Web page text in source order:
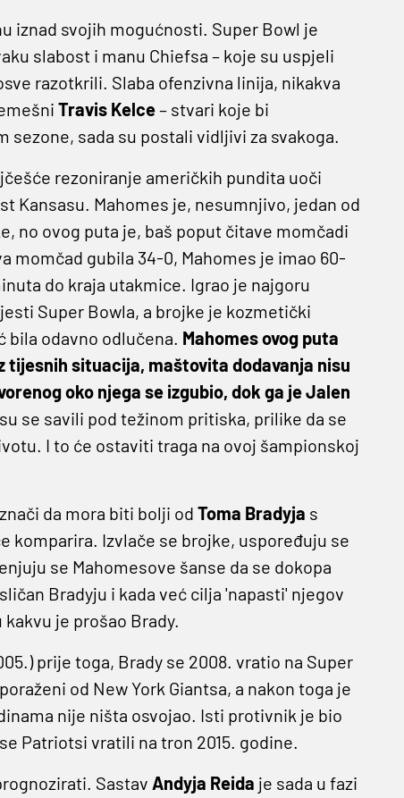
iznad svojih mogućnosti. Super Bowl je
slabost i manu Chiefsa – koje su uspjeli
razotkrili. Slaba ofenzivna linija, nikakva
Travis Kelce– stvari koje bi
sada su postali vidljivi za svakoga.
rezoniranje američkih pundita uoči
Kansasu. Mahomes je, nesumnjivo, jedan od
no ovog puta je, baš poput čitave momčadi
momčad gubila 34-0, Mahomes je imao 60-
do kraja utakmice. Igrao je najgoru
Super Bowla, a brojke je kozmetički
bila odavno odlučena. Mahomes ovog puta
tijesnih situacija, maštovita dodavanja nisu
oko njega se izgubio, dok ga je Jalen
se savili pod težinom pritiska, prilike da se
I to će ostaviti traga na ovoj šampionskoj
da mora biti bolji od Toma Bradyja s
komparira. Izvlače se brojke, uspoređuju se
se Mahomesove šanse da se dokopa
Bradyju i kada već cilja 'napasti' njegov
je prošao Brady.
prije toga, Brady se 2008. vratio na Super
od New York Giantsa, a nakon toga je
nije ništa osvojao. Isti protivnik je bio
Patriotsi vratili na tron 2015. godine.
Sastav Andyja Reida je sada u fazi